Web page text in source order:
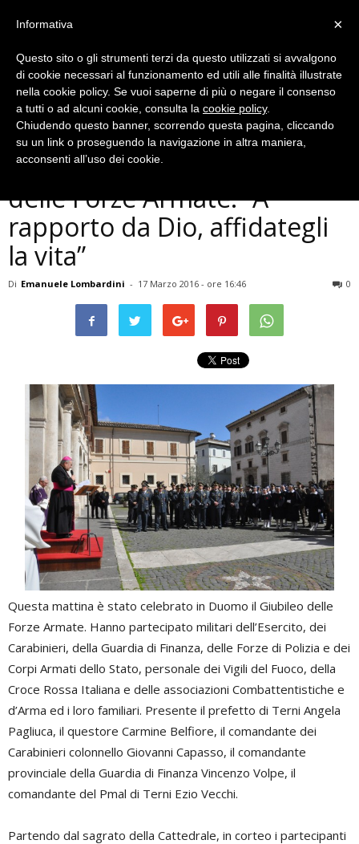
Cronaca
Terni, celebrato il Giubileo
delle Forze Armate: “A
rapporto da Dio, affidategli
la vita”
Di Emanuele Lombardini - 17 Marzo 2016 - ore 16:46 0
Questa mattina è stato celebrato in Duomo il Giubileo delle
Forze Armate. Hanno partecipato militari dell’Esercito, dei
Carabinieri, della Guardia di Finanza, delle Forze di Polizia e dei
Corpi Armati dello Stato, personale dei Vigili del Fuoco, della
Croce Rossa Italiana e delle associazioni Combattentistiche e
d’Arma ed i loro familiari. Presente il prefetto di Terni Angela
Pagliuca, il questore Carmine Belfiore, il comandante dei
Carabinieri colonnello Giovanni Capasso, il comandante
provinciale della Guardia di Finanza Vincenzo Volpe, il
comandante del Pmal di Terni Ezio Vecchi.
Partendo dal sagrato della Cattedrale, in corteo i partecipanti
×
Informativa
Questo sito o gli strumenti terzi da questo utilizzati si avvalgono
di cookie necessari al funzionamento ed utili alle finalità illustrate
nella cookie policy. Se vuoi saperne di più o negare il consenso
a tutti o ad alcuni cookie, consulta la cookie policy.
Chiudendo questo banner, scorrendo questa pagina, cliccando
su un link o proseguendo la navigazione in altra maniera,
acconsenti all’uso dei cookie.